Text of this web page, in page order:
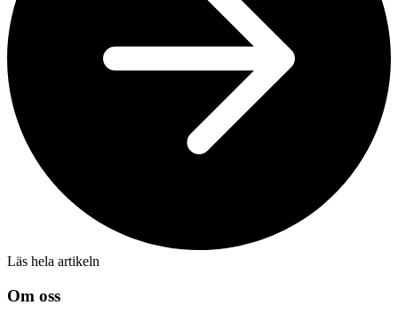
Läs hela artikeln
Om oss